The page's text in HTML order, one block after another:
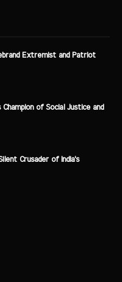
Extremist and Patriot
of Social Justice and
Crusader of India's